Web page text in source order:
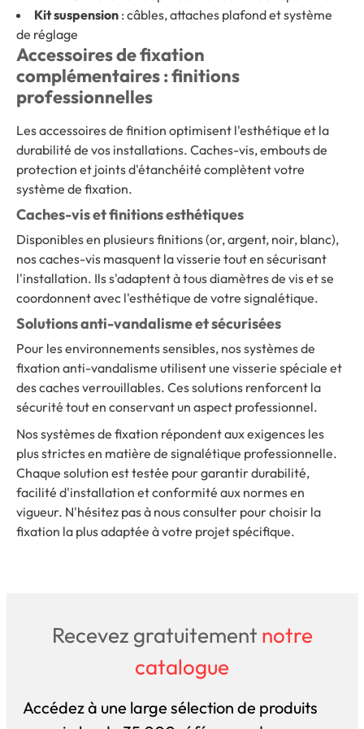
Kit suspension : câbles, attaches plafond et système
de réglage
Accessoires de fixation
complémentaires : finitions
professionnelles
Les accessoires de finition optimisent l'esthétique et la
durabilité de vos installations. Caches-vis, embouts de
protection et joints d'étanchéité complètent votre
système de fixation.
Caches-vis et finitions esthétiques
Disponibles en plusieurs finitions (or, argent, noir, blanc),
nos caches-vis masquent la visserie tout en sécurisant
l'installation. Ils s'adaptent à tous diamètres de vis et se
coordonnent avec l'esthétique de votre signalétique.
Solutions anti-vandalisme et sécurisées
Pour les environnements sensibles, nos systèmes de
fixation anti-vandalisme utilisent une visserie spéciale et
des caches verrouillables. Ces solutions renforcent la
sécurité tout en conservant un aspect professionnel.
Nos systèmes de fixation répondent aux exigences les
plus strictes en matière de signalétique professionnelle.
Chaque solution est testée pour garantir durabilité,
facilité d'installation et conformité aux normes en
vigueur. N'hésitez pas à nous consulter pour choisir la
fixation la plus adaptée à votre projet spécifique.
Recevez gratuitement notre
catalogue
Accédez à une large sélection de produits